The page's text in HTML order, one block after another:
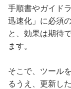
手順書やガイド
迅速化」に必須
と、効果は期待
ます。
そこで、ツール
るうえ、更新し